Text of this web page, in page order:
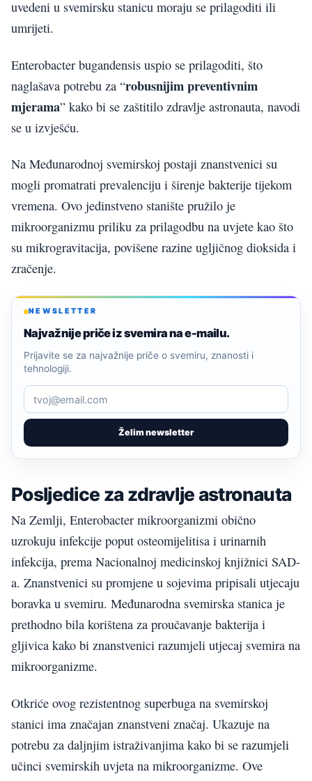
uvedeni u svemirsku stanicu moraju se prilagoditi ili
umrijeti.
Enterobacter bugandensis uspio se prilagoditi, što
naglašava potrebu za “robusnijim preventivnim
mjerama” kako bi se zaštitilo zdravlje astronauta, navodi
se u izvješću.
Na Međunarodnoj svemirskoj postaji znanstvenici su
mogli promatrati prevalenciju i širenje bakterije tijekom
vremena. Ovo jedinstveno stanište pružilo je
mikroorganizmu priliku za prilagodbu na uvjete kao što
su mikrogravitacija, povišene razine ugljičnog dioksida i
zračenje.
NEWSLETTER
Najvažnije priče iz svemira na e-mailu.
Želim newsletter
Prijavite se za najvažnije priče o svemiru, znanosti i
tehnologiji.
Posljedice za zdravlje astronauta
Na Zemlji, Enterobacter mikroorganizmi obično
uzrokuju infekcije poput osteomijelitisa i urinarnih
infekcija, prema Nacionalnoj medicinskoj knjižnici SAD-
a. Znanstvenici su promjene u sojevima pripisali utjecaju
boravka u svemiru. Međunarodna svemirska stanica je
prethodno bila korištena za proučavanje bakterija i
gljivica kako bi znanstvenici razumjeli utjecaj svemira na
mikroorganizme.
Otkriće ovog rezistentnog superbuga na svemirskoj
stanici ima značajan znanstveni značaj. Ukazuje na
potrebu za daljnjim istraživanjima kako bi se razumjeli
učinci svemirskih uvjeta na mikroorganizme. Ove